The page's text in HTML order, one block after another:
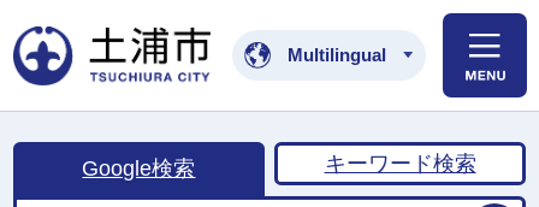
土浦市公式ホームペ
Multilingual
Google検索 キーワード検索